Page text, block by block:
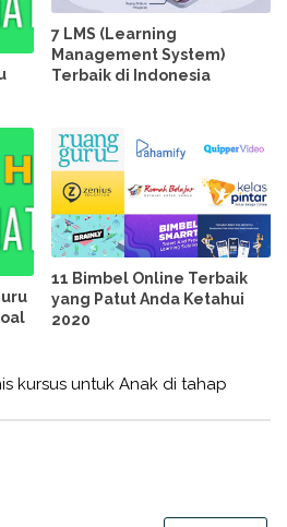
7 LMS (Learning
Management System)
Terbaik di Indonesia
11 Bimbel Online Terbaik
yang Patut Anda Ketahui
2020
kursus untuk Anak di tahap